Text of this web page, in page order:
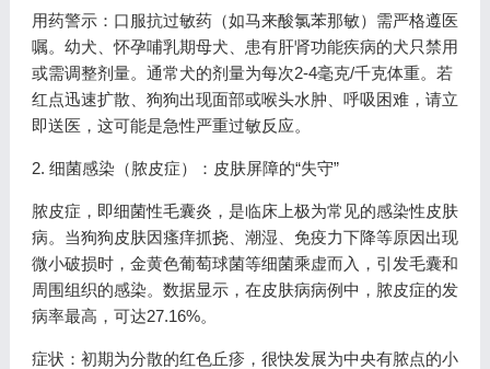
用药警示：口服抗过敏药（如马来酸氯苯那敏）需严格遵医
嘱。幼犬、怀孕哺乳期母犬、患有肝肾功能疾病的犬只禁用
或需调整剂量。通常犬的剂量为每次2-4毫克/千克体重。若
红点迅速扩散、狗狗出现面部或喉头水肿、呼吸困难，请立
即送医，这可能是急性严重过敏反应。
2. 细菌感染（脓皮症）：皮肤屏障的“失守”
脓皮症，即细菌性毛囊炎，是临床上极为常见的感染性皮肤
病。当狗狗皮肤因瘙痒抓挠、潮湿、免疫力下降等原因出现
微小破损时，金黄色葡萄球菌等细菌乘虚而入，引发毛囊和
周围组织的感染。数据显示，在皮肤病病例中，脓皮症的发
病率最高，可达27.16%。
症状：初期为分散的红色丘疹，很快发展为中央有脓点的小